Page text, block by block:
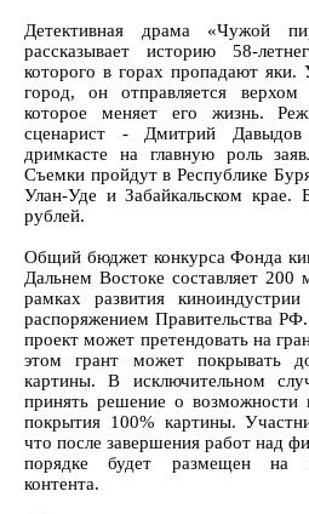
Детективная драма «Чужой
рассказывает историю 58-
которого в горах пропадают яки.
город, он отправляется
которое меняет его жизнь.
сценарист - Дмитрий
дримкасте на главную роль
Съемки пройдут в Республике
Улан-Уде и Забайкальском
рублей.
Общий бюджет конкурса Фонда
Дальнем Востоке составляет
рамках развития
распоряжением Правительства
проект может претендовать на
этом грант может покрывать
картины. В исключительном
принять решение о возможности
покрытия 100% картины.
что после завершения работ над
порядке будет размещен на
контента.